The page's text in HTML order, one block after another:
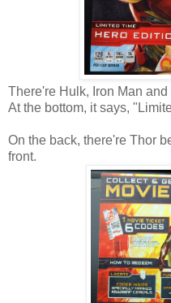
There're Hulk, Iron Man
At the bottom, it says,
On the back, there're Thor
front.